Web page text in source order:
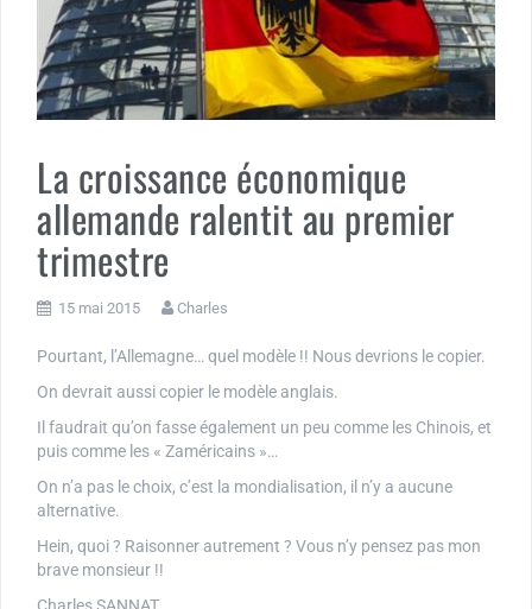
La croissance économique
allemande ralentit au premier
trimestre
15 mai 2015 Charles
Pourtant, l’Allemagne… quel modèle !! Nous devrions le copier.
On devrait aussi copier le modèle anglais.
Il faudrait qu’on fasse également un peu comme les Chinois, et
puis comme les « Zaméricains »…
On n’a pas le choix, c’est la mondialisation, il n’y a aucune
alternative.
Hein, quoi ? Raisonner autrement ? Vous n’y pensez pas mon
brave monsieur !!